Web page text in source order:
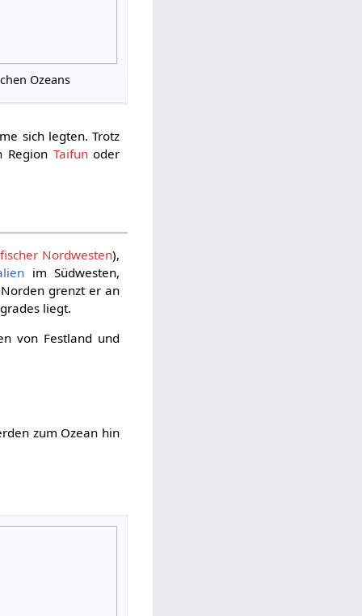
Ozeans
sich legten. Trotz
Region Taifunoder
Nordwesten),
im Südwesten,
grenzt er an
liegt.
von Festland und
zum Ozean hin